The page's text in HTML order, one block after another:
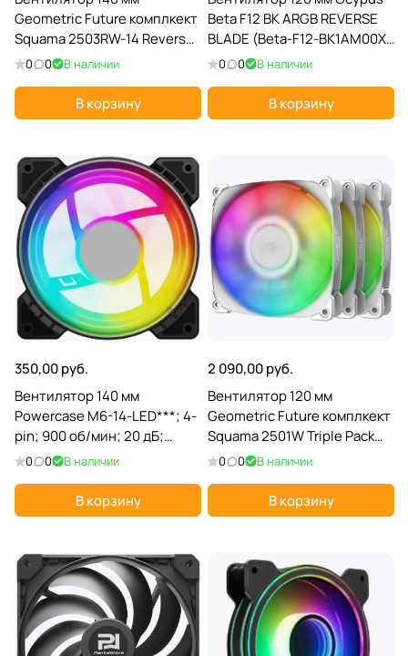
Geometric Future комплкект
Squama 2503RW-14 Reverse
Triple Pack (1F2503R314000);
800-2100 об/мин; 34,2 дБ; п
0 0 В наличии
В корзину
Beta F12 BK ARGB REVERSE
BLADE (Beta-F12-BK1AM00X-
GL); 4-pin(PWM); 800-1600
0 0 В наличии
В корзину
350,00 руб.
Вентилятор 140 мм
Powercase M6-14-LED***; 4-
pin; 900 об/мин; 20 дБ;
пластик; подсветка
0 0 В наличии
В корзину
2 090,00 руб.
Вентилятор 120 мм
Geometric Future комплкект
Squama 2501W Triple Pack
(1F2501W312001***); 4-
2000 об/мин; 34,2 дБ;
плакстик; подс
0 0 В наличии
В корзину